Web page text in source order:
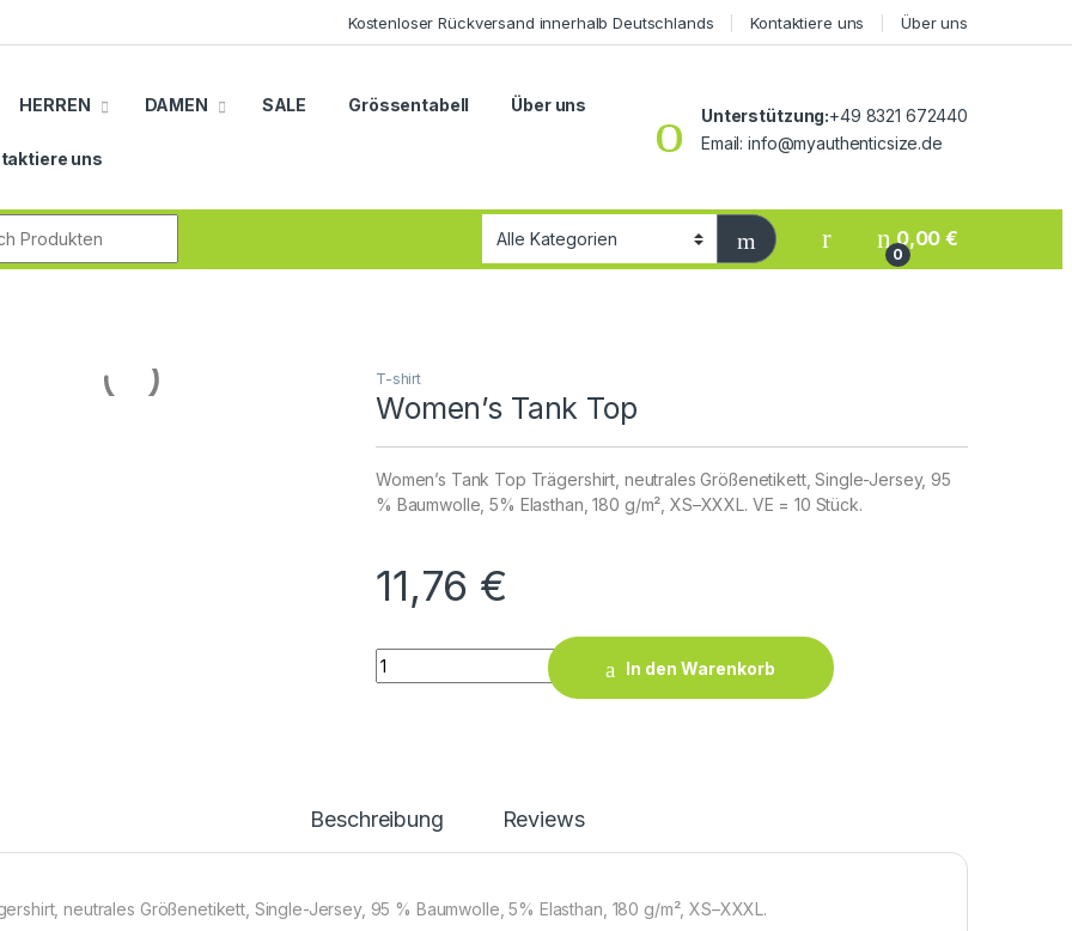
Kostenloser Rückversand innerhalb Deutschlands Kontaktiere uns Über uns
HERREN DAMEN SALE Grössentabell Über uns
uns
Unterstützung:+49 8321 672440
Email: info@myauthenticsize.de
0
0,00€
T-shirt
Women’s Tank Top
Women’s Tank Top Trägershirt, neutrales Größenetikett, Single-Jersey, 95
% Baumwolle, 5% Elasthan, 180 g/m², XS–XXXL. VE = 10 Stück.
11,76 €
Women’s Tank Top quantity
In den Warenkorb
Beschreibung Reviews
neutrales Größenetikett, Single-Jersey, 95 % Baumwolle, 5% Elasthan, 180 g/m², XS–XXXL.